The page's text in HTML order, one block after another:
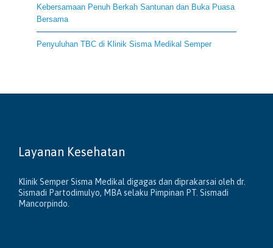
Kebersamaan Penuh Berkah Santunan dan Buka Puasa
Bersama
Penyuluhan TBC di Klinik Sisma Medikal Semper
Layanan Kesehatan
Klinik Semper Sisma Medikal digagas dan diprakarsai oleh dr.
Sismadi Partodimulyo, MBA selaku Pimpinan PT. Sismadi
Mancorpindo.